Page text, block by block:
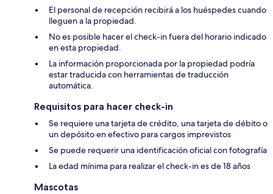
El personal de recepción recibirá a los huéspedes cuando
lleguen a la propiedad.
No es posible hacer el check-in fuera del horario indicado
en esta propiedad.
La información proporcionada por la propiedad podría
estar traducida con herramientas de traducción
automática.
Requisitos para hacer check-in
Se requiere una tarjeta de crédito, una tarjeta de débito o
un depósito en efectivo para cargos imprevistos
Se puede requerir una identificación oficial con fotografía
La edad mínima para realizar el check-in es de 18 años
Mascotas